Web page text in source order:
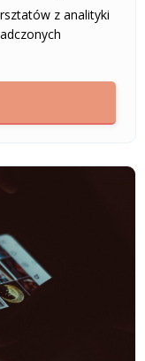
z analityki